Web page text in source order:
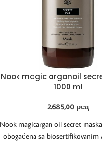
Nook magic arganoil
1000 ml
2.685,00 рсд
Nook magicargan oil secret
obogaćena sa biosertifikovanim